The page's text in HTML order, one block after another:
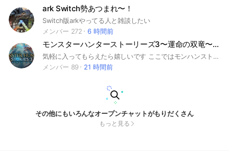
ark Switch勢あつまれ〜！
Switch版arkやってる人と雑談したい
メンバー 272
6 時間前
モンスターハンターストーリーズ3〜運命の双竜〜やりたい人集まれ~
気軽に入ってもらえたら嬉しいです ここではモンハンストーリーズ3の攻略をメインにしています。ネタバレとかはできれば避けて欲しいです。ストーリーズ2や他のモンハンの話をしても良いです。 ここにはガチ攻略部屋（ネタバレ注意）もあるので活用してくれると嬉しいです。 【禁止事項】 ・暴言等 ・個人情報を言う ・スタンプ連打（具体的には3つ重なったら） ・荒らし 度合いによっては一発アウトもあります #モンハンストーリーズ3 #MHST3 #モンハンストーリーズ #mhst3
メンバー 89
21 時間前
その他にもいろんなオープンチャットがもりだくさん
もっと見る